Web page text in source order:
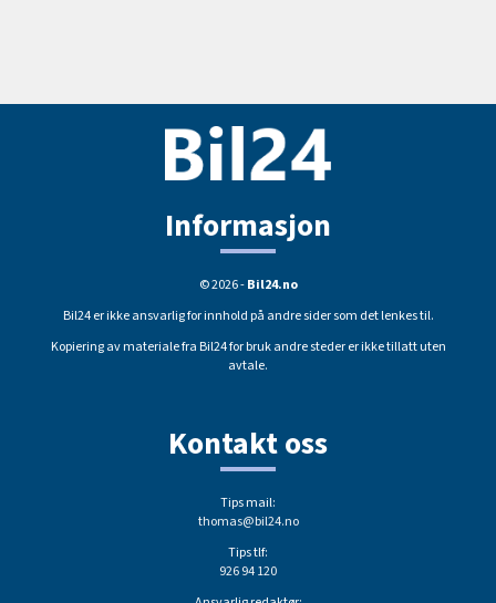
Informasjon
© 2026 -Bil24.no
Bil24 er ikke ansvarlig for innhold på andre sider som det lenkes til.
Kopiering av materiale fra Bil24 for bruk andre steder er ikke tillatt uten
avtale.
Kontakt oss
Tips mail:
thomas@bil24.no
Tips tlf:
926 94 120